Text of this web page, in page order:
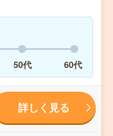
50代 60代
詳しく見る